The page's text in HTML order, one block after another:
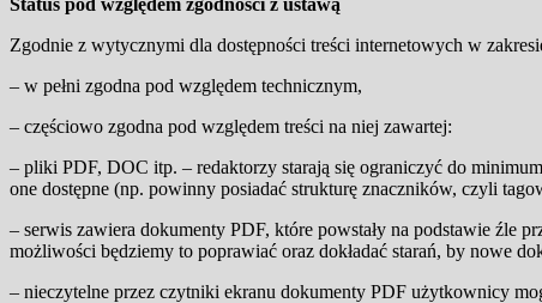
Zgodnie z wytycznymi dla dostępności treści internetowych w
– w pełni zgodna pod względem technicznym,
– częściowo zgodna pod względem treści na niej zawartej:
– pliki PDF, DOC itp. – redaktorzy starają się ograniczyć do
one dostępne (np. powinny posiadać strukturę znaczników, czyli
– serwis zawiera dokumenty PDF, które powstały na podstawie źle
możliwości będziemy to poprawiać oraz dokładać starań, by nowe
– nieczytelne przez czytniki ekranu dokumenty PDF użytkownicy